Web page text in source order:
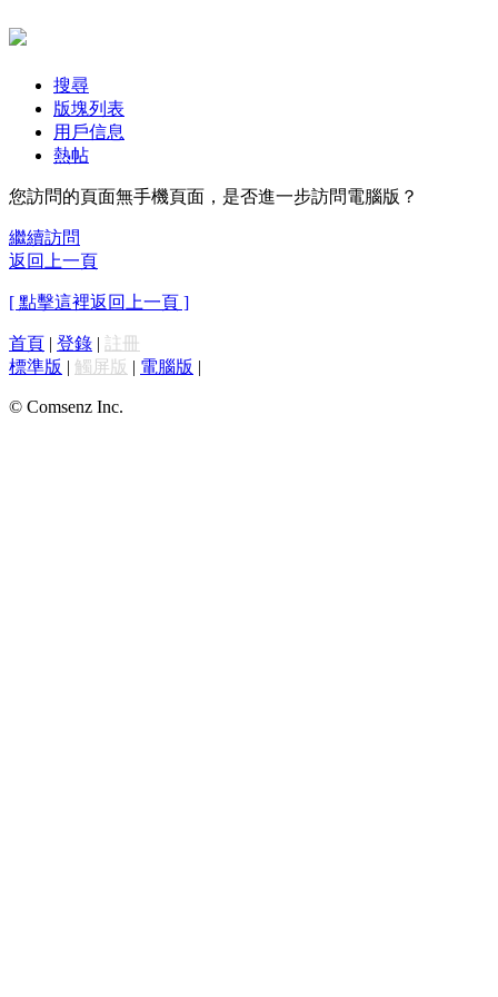
搜尋
版塊列表
用戶信息
熱帖
您訪問的頁面無手機頁面，是否進一步訪問電腦版？
繼續訪問
返回上一頁
[ 點擊這裡返回上一頁 ]
首頁 | 登錄 | 註冊
標準版 | 觸屏版 | 電腦版 |
© Comsenz Inc.